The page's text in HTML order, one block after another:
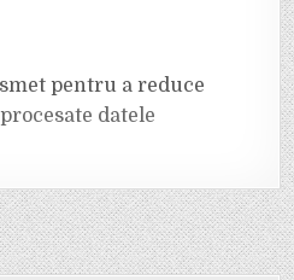
pentru a reduce
datele